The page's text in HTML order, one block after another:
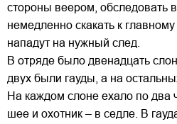
стороны веером, обследовать
немедленно скакать к главному
нападут на нужный след.
В отряде было двенадцать
двух были гауды, а на
На каждом слоне ехало по два
шее и охотник – в седле. В